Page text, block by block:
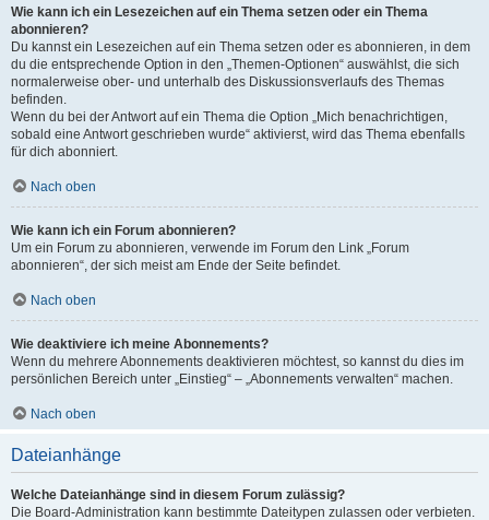
Wie kann ich ein Lesezeichen auf ein Thema setzen oder ein Thema
abonnieren?
Du kannst ein Lesezeichen auf ein Thema setzen oder es abonnieren, in dem
du die entsprechende Option in den „Themen-Optionen“ auswählst, die sich
normalerweise ober- und unterhalb des Diskussionsverlaufs des Themas
befinden.
Wenn du bei der Antwort auf ein Thema die Option „Mich benachrichtigen,
sobald eine Antwort geschrieben wurde“ aktivierst, wird das Thema ebenfalls
für dich abonniert.
Nach oben
Wie kann ich ein Forum abonnieren?
Um ein Forum zu abonnieren, verwende im Forum den Link „Forum
abonnieren“, der sich meist am Ende der Seite befindet.
Nach oben
Wie deaktiviere ich meine Abonnements?
Wenn du mehrere Abonnements deaktivieren möchtest, so kannst du dies im
persönlichen Bereich unter „Einstieg“ – „Abonnements verwalten“ machen.
Nach oben
Dateianhänge
Welche Dateianhänge sind in diesem Forum zulässig?
Die Board-Administration kann bestimmte Dateitypen zulassen oder verbieten.